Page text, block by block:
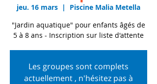
jeu. 16 mars
  |
Piscine Malia Metella
"Jardin aquatique" pour enfants âgés de
5 à 8 ans - Inscription sur liste d'attente
Les groupes sont complets
actuellement , n'hésitez pas à